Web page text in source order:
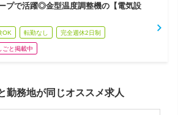
プで活躍◎金型温度調整機の【電気設
OK 転勤なし 完全週休2日制
ごと掲載中
勤務地が同じオススメ求人